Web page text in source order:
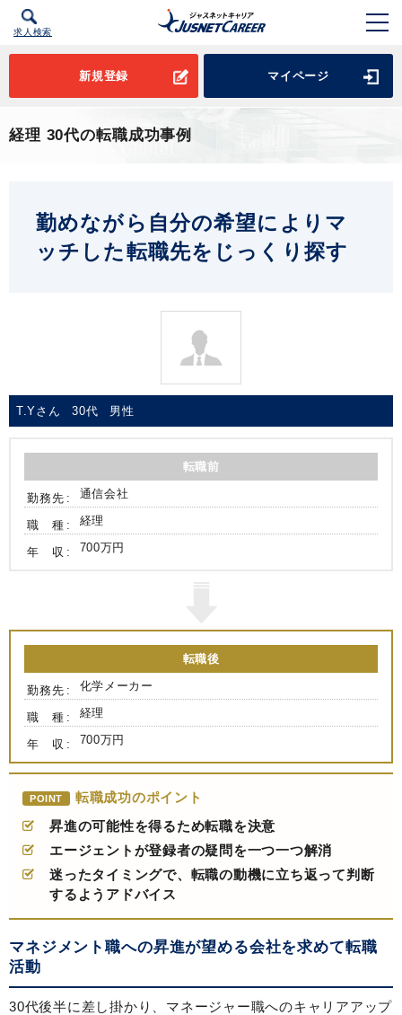
求人検索
新規登録 マイページ
経理 30代の転職成功事例
勤めながら自分の希望によりマ
ッチした転職先をじっくり探す
T.Yさん 30代 男性
転職前
勤務先 通信会社
職 種 経理
年 収 700万円
転職後
勤務先 化学メーカー
職 種 経理
年 収 700万円
POINT
転職成功のポイント
昇進の可能性を得るため転職を決意
エージェントが登録者の疑問を一つ一つ解消
迷ったタイミングで、転職の動機に立ち返って判断
するようアドバイス
マネジメント職への昇進が望める会社を求めて転職
活動
30代後半に差し掛かり、マネージャー職へのキャリアアップ